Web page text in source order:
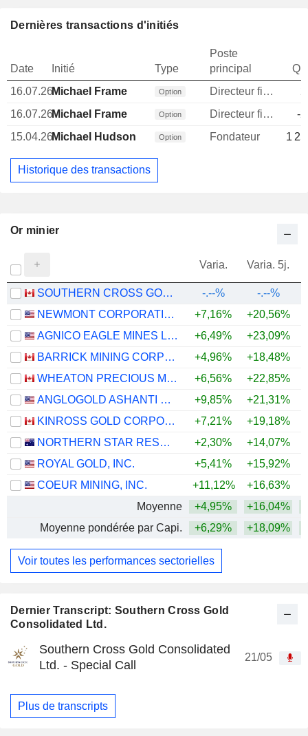
Dernier Transcript: Southern Cross Gold
Consolidated Ltd.
Southern Cross Gold Consolidated
Ltd. - Special Call
21/05
Plus de transcripts
Dernières transactions d'initiés
Date Initié Type
Poste
principal
16.07.26Michael Frame Option Directeur financier
16.07.26Michael Frame Option Directeur financier
-
15.04.26Michael Hudson Option Fondateur 1
Historique des transactions
Or minier
Varia. Varia. 5j.
SOUTHERN CROSS GOLD CONSOLIDATED LTD. -.--%
-.--%
NEWMONT CORPORATION
+7,16% +20,56%
AGNICO EAGLE MINES LIMITED
+6,49% +23,09%
BARRICK MINING CORPORATION
+4,96% +18,48%
WHEATON PRECIOUS METALS CORP.
+6,56% +22,85%
ANGLOGOLD ASHANTI PLC
+9,85% +21,31%
KINROSS GOLD CORPORATION
+7,21% +19,18%
NORTHERN STAR RESOURCES LIMITED
+2,30% +14,07%
ROYAL GOLD, INC.
+5,41% +15,92%
COEUR MINING, INC.
+11,12% +16,63%
Moyenne
+4,95% +16,04%
Moyenne pondérée par Capi.
+6,29% +18,09%
Voir toutes les performances sectorielles